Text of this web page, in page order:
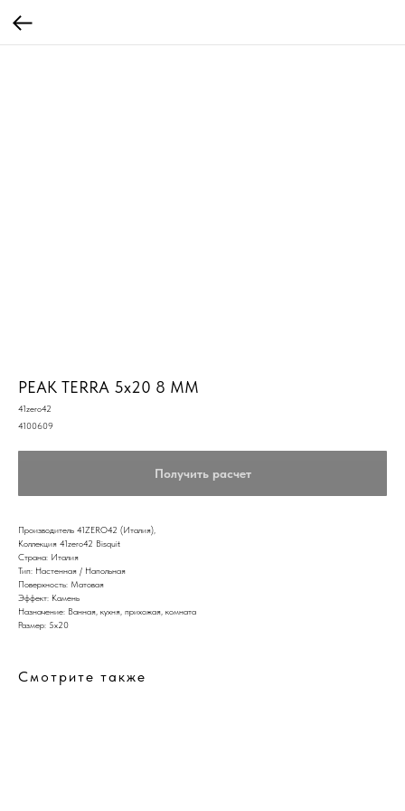
PEAK TERRA 5x20 8 MM
41zero42
4100609
Получить расчет
Производитель 41ZERO42 (Италия),
Коллекция 41zero42 Bisquit
Страна: Италия
Тип: Настенная / Напольная
Поверхность: Матовая
Эффект: Камень
Назначение: Ванная, кухня, прихожая, комната
Размер: 5x20
Смотрите также